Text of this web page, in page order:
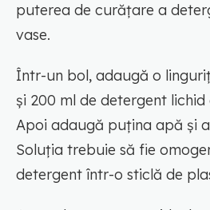
puterea de curățare a
vase.
Într-un bol, adaugă o
și 200 ml de detergent lichid
Apoi adaugă puțina apă și
Soluția trebuie să fie
detergent într-o sticlă de